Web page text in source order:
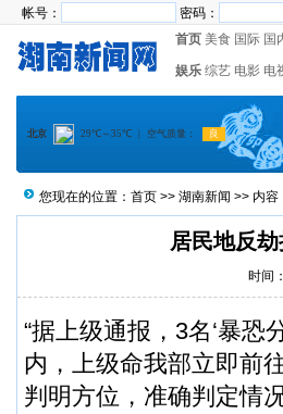
帐号： 密码：
首页 美食 国际 国
娱乐 综艺 电影 电
您现在的位置： 首页 >> 湖南新闻 >> 内容
居民地反
时间
“据上级通报，3名‘暴恐
内，上级命我部立即前
判明方位，准确判定情